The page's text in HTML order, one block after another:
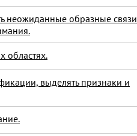
неожиданные образные связи
областях.
выделять признаки и